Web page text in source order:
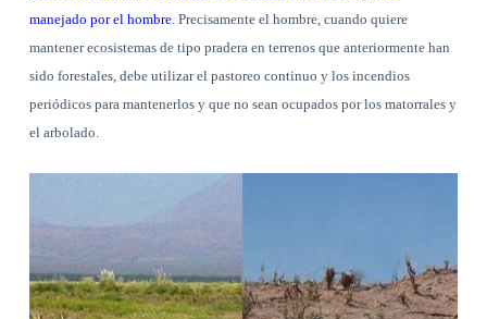
manejado por el hombre. Precisamente el hombre, cuando quiere
mantener ecosistemas de tipo pradera en terrenos que anteriormente han
sido forestales, debe utilizar el pastoreo continuo y los incendios
periódicos para mantenerlos y que no sean ocupados por los matorrales y
el arbolado.